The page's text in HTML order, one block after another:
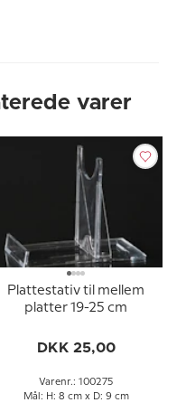
varer
Plattestativ til mellem
platter 19-25 cm
DKK 25,00
Varenr.: 100275
Mål: H: 8 cm x D: 9 cm